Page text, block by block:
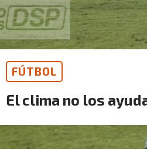
FÚTBOL
El clima no los